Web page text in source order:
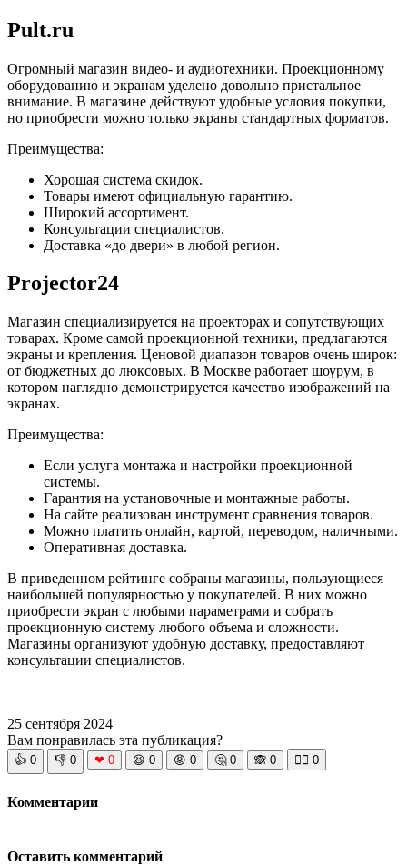
Pult.ru
Огромный магазин видео- и аудиотехники. Проекционному
оборудованию и экранам уделено довольно пристальное
внимание. В магазине действуют удобные условия покупки,
но приобрести можно только экраны стандартных форматов.
Преимущества:
Хорошая система скидок.
Товары имеют официальную гарантию.
Широкий ассортимент.
Консультации специалистов.
Доставка «до двери» в любой регион.
Projector24
Магазин специализируется на проекторах и сопутствующих
товарах. Кроме самой проекционной техники, предлагаются
экраны и крепления. Ценовой диапазон товаров очень широк:
от бюджетных до люксовых. В Москве работает шоурум, в
котором наглядно демонстрируется качество изображений на
экранах.
Преимущества:
Если услуга монтажа и настройки проекционной
системы.
Гарантия на установочные и монтажные работы.
На сайте реализован инструмент сравнения товаров.
Можно платить онлайн, картой, переводом, наличными.
Оперативная доставка.
В приведенном рейтинге собраны магазины, пользующиеся
наибольшей популярностью у покупателей. В них можно
приобрести экран с любыми параметрами и собрать
проекционную систему любого объема и сложности.
Магазины организуют удобную доставку, предоставляют
консультации специалистов.
25 сентября 2024
Вам понравилась эта публикация?
👍 0 👎 0 ❤ 0 😆 0 😡 0 🤔 0 🙈 0 🧘‍♀️ 0
Комментарии
Оставить комментарий